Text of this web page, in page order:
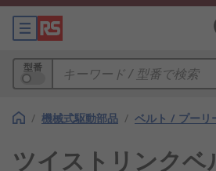
型番
/ 機械式駆動部品 / ベルト / プーリ
ツイストリンクベ